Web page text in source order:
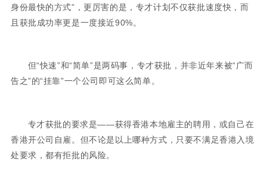
身份最快的方式”，更厉害的是，专才计划不仅获批速度快，而
且获批成功率更是一度接近90%。
但“快速”和“简单”是两码事，专才获批，并非近年来被“广而
告之”的“挂靠”一个公司即可这么简单。
专才获批的要求是——获得香港本地雇主的聘用，或自己在
香港开公司自雇。但不论是以上哪种方式，只要不满足香港入境
处要求，都有拒批的风险。